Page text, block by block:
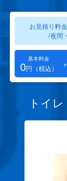
お見積り料
/夜間
基本料金
0円（税込） +
トイ